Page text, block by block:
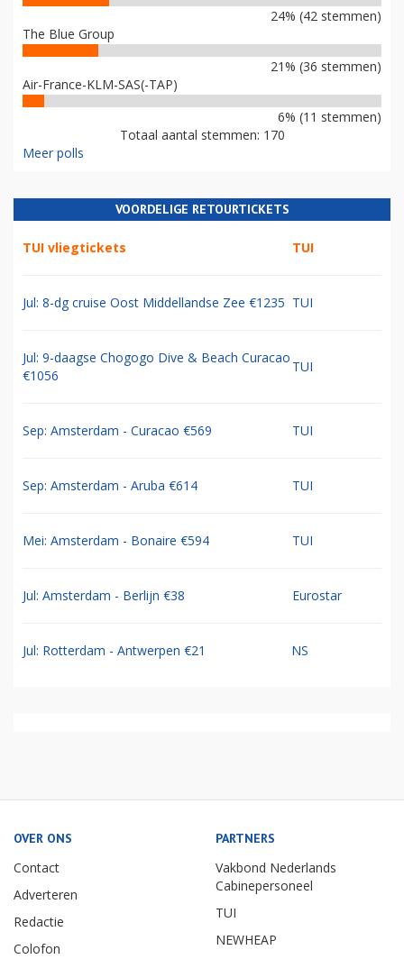
24% (42 stemmen)
The Blue Group
21% (36 stemmen)
Air-France-KLM-SAS(-TAP)
6% (11 stemmen)
Totaal aantal stemmen: 170
Meer polls
VOORDELIGE RETOURTICKETS
TUI vliegtickets TUI
Jul: 8-dg cruise Oost Middellandse Zee €1235 TUI
Jul: 9-daagse Chogogo Dive & Beach Curacao
€1056
TUI
Sep: Amsterdam - Curacao €569 TUI
Sep: Amsterdam - Aruba €614 TUI
Mei: Amsterdam - Bonaire €594 TUI
Jul: Amsterdam - Berlijn €38 Eurostar
Jul: Rotterdam - Antwerpen €21 NS
OVER ONS
Contact
Adverteren
Redactie
Colofon
PARTNERS
Vakbond Nederlands
Cabinepersoneel
TUI
NEWHEAP